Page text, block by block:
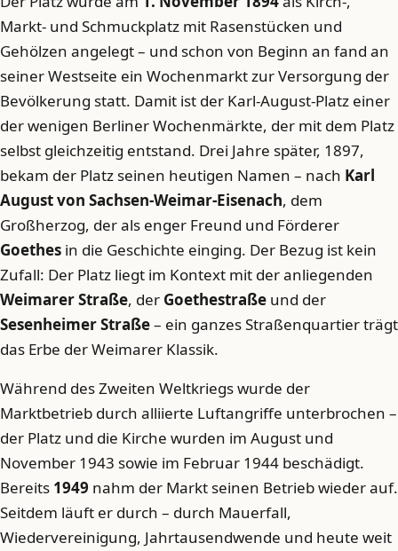
Markt- und Schmuckplatz mit Rasenstücken und
Gehölzen angelegt – und schon von Beginn an fand an
seiner Westseite ein Wochenmarkt zur Versorgung der
Bevölkerung statt. Damit ist der Karl-August-Platz einer
der wenigen Berliner Wochenmärkte, der mit dem Platz
selbst gleichzeitig entstand. Drei Jahre später, 1897,
bekam der Platz seinen heutigen Namen – nach Karl
August von Sachsen-Weimar-Eisenach, dem
Großherzog, der als enger Freund und Förderer
Goethes in die Geschichte einging. Der Bezug ist kein
Zufall: Der Platz liegt im Kontext mit der anliegenden
Weimarer Straße, der Goethestraße und der
Sesenheimer Straße– ein ganzes Straßenquartier trägt
das Erbe der Weimarer Klassik.
Während des Zweiten Weltkriegs wurde der
Marktbetrieb durch alliierte Luftangriffe unterbrochen –
der Platz und die Kirche wurden im August und
November 1943 sowie im Februar 1944 beschädigt.
Bereits 1949 nahm der Markt seinen Betrieb wieder auf.
Seitdem läuft er durch – durch Mauerfall,
Wiedervereinigung, Jahrtausendwende und heute weit